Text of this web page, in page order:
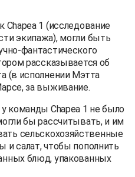
Chapea 1 (исследование
экипажа), могли быть
фантастического
рассказывается об
(в исполнении Мэтта
за выживание.
команды Chapea 1 не было
бы рассчитывать, и им
сельскохозяйственные
и салат, чтобы пополнить
блюд, упакованных